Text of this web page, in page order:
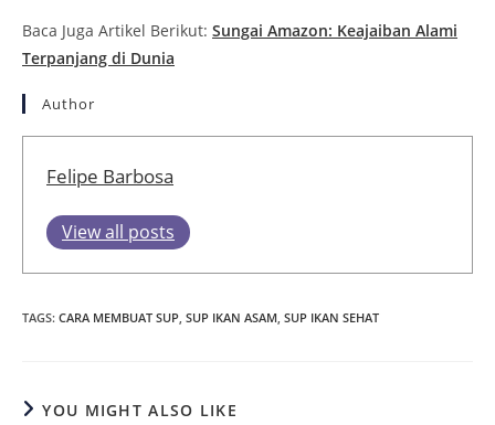
Baca Juga Artikel Berikut: Sungai Amazon: Keajaiban Alami
Terpanjang di Dunia
Author
Felipe Barbosa
View all posts
TAGS: CARA MEMBUAT SUP, SUP IKAN ASAM, SUP IKAN SEHAT
YOU MIGHT ALSO LIKE